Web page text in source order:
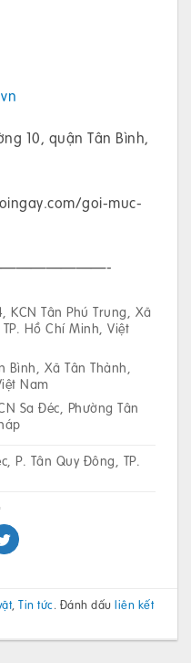
10, quận Tân Bình,
goi-muc-
KCN Tân Phú Trung, Xã
Hồ Chí Minh, Việt
Bình, Xã Tân Thành,
Nam
Sa Đéc, Phường Tân
P. Tân Quy Đông, TP.
,Tin tức. Đánh dấuliên kết